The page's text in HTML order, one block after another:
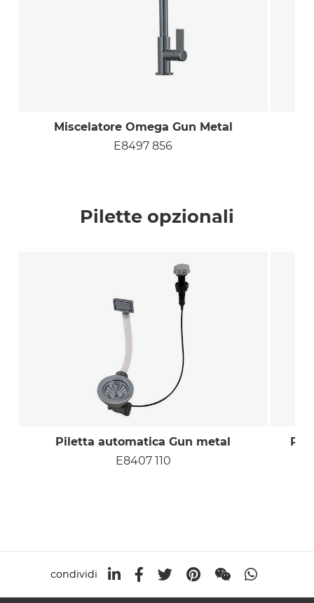
Miscelatore Omega Gun Metal
E8497 856
Pilette opzionali
Piletta automatica Gun metal
E8407 110
condividi